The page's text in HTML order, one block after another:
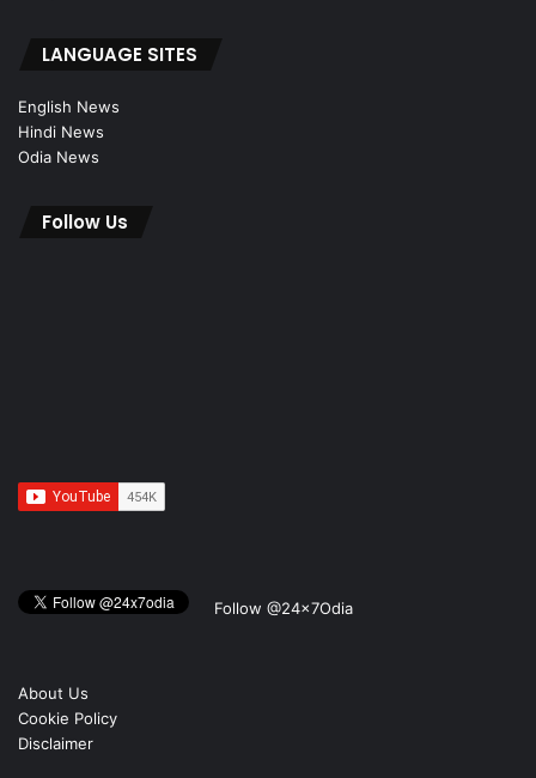
LANGUAGE SITES
English News
Hindi News
Odia News
Follow Us
Follow @24x7Odia
About Us
Cookie Policy
Disclaimer